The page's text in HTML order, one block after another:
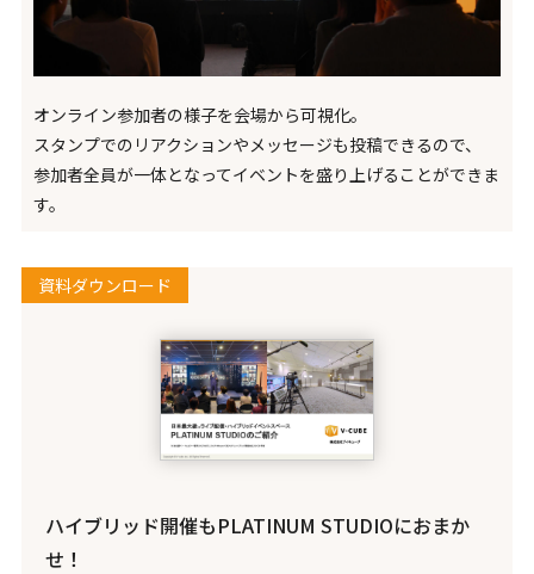
立食形式でカジュアルな交流を促進したり、立ちながら気軽に
会話できる交流スペースなど、自由なレイアウトでさまざまな
交流シーンに対応。
資料ダウンロード
ハイブリッド開催もPLATINUM STUDIOにおまか
せ！